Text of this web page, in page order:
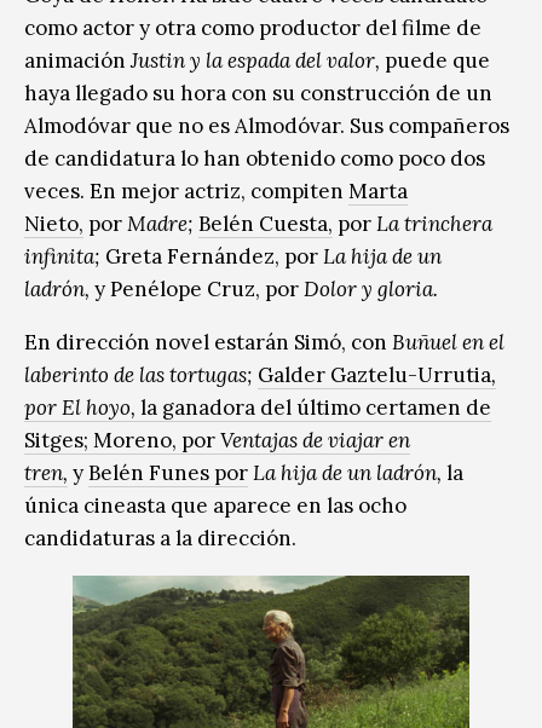
como actor y otra como productor del filme de
animaciónJustin y la espada del valor, puede que
haya llegado su hora con su construcción de un
Almodóvar que no es Almodóvar. Sus compañeros
de candidatura lo han obtenido como poco dos
veces. En mejor actriz, compiten Marta
Nieto, porMadre; Belén Cuesta, porLa trinchera
infinita; Greta Fernández, porLa hija de un
ladrón, y Penélope Cruz, porDolor y gloria.
En dirección novel estarán Simó, con Buñuel en el
laberinto de las tortugas; Galder Gaztelu-Urrutia,
por El hoyo, la ganadora del último certamen de
Sitges; Moreno, porVentajas de viajar en
tren, yBelén Funes porLa hija de un ladrón, la
única cineasta que aparece en las ocho
candidaturas a la dirección.